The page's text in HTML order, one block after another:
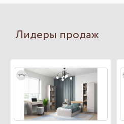
Лидеры продаж
new